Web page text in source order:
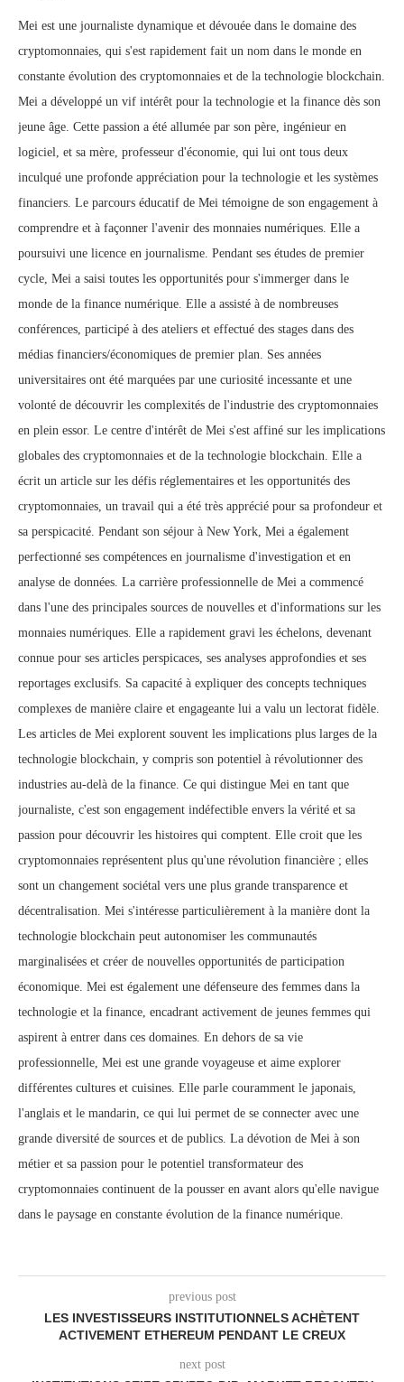
Mei est une journaliste dynamique et dévouée dans le domaine des
cryptomonnaies, qui s'est rapidement fait un nom dans le monde en
constante évolution des cryptomonnaies et de la technologie blockchain.
Mei a développé un vif intérêt pour la technologie et la finance dès son
jeune âge. Cette passion a été allumée par son père, ingénieur en
logiciel, et sa mère, professeur d'économie, qui lui ont tous deux
inculqué une profonde appréciation pour la technologie et les systèmes
financiers. Le parcours éducatif de Mei témoigne de son engagement à
comprendre et à façonner l'avenir des monnaies numériques. Elle a
poursuivi une licence en journalisme. Pendant ses études de premier
cycle, Mei a saisi toutes les opportunités pour s'immerger dans le
monde de la finance numérique. Elle a assisté à de nombreuses
conférences, participé à des ateliers et effectué des stages dans des
médias financiers/économiques de premier plan. Ses années
universitaires ont été marquées par une curiosité incessante et une
volonté de découvrir les complexités de l'industrie des cryptomonnaies
en plein essor. Le centre d'intérêt de Mei s'est affiné sur les implications
globales des cryptomonnaies et de la technologie blockchain. Elle a
écrit un article sur les défis réglementaires et les opportunités des
cryptomonnaies, un travail qui a été très apprécié pour sa profondeur et
sa perspicacité. Pendant son séjour à New York, Mei a également
perfectionné ses compétences en journalisme d'investigation et en
analyse de données. La carrière professionnelle de Mei a commencé
dans l'une des principales sources de nouvelles et d'informations sur les
monnaies numériques. Elle a rapidement gravi les échelons, devenant
connue pour ses articles perspicaces, ses analyses approfondies et ses
reportages exclusifs. Sa capacité à expliquer des concepts techniques
complexes de manière claire et engageante lui a valu un lectorat fidèle.
Les articles de Mei explorent souvent les implications plus larges de la
technologie blockchain, y compris son potentiel à révolutionner des
industries au-delà de la finance. Ce qui distingue Mei en tant que
journaliste, c'est son engagement indéfectible envers la vérité et sa
passion pour découvrir les histoires qui comptent. Elle croit que les
cryptomonnaies représentent plus qu'une révolution financière ; elles
sont un changement sociétal vers une plus grande transparence et
décentralisation. Mei s'intéresse particulièrement à la manière dont la
technologie blockchain peut autonomiser les communautés
marginalisées et créer de nouvelles opportunités de participation
économique. Mei est également une défenseure des femmes dans la
technologie et la finance, encadrant activement de jeunes femmes qui
aspirent à entrer dans ces domaines. En dehors de sa vie
professionnelle, Mei est une grande voyageuse et aime explorer
différentes cultures et cuisines. Elle parle couramment le japonais,
l'anglais et le mandarin, ce qui lui permet de se connecter avec une
grande diversité de sources et de publics. La dévotion de Mei à son
métier et sa passion pour le potentiel transformateur des
cryptomonnaies continuent de la pousser en avant alors qu'elle navigue
dans le paysage en constante évolution de la finance numérique.
previous post
LES INVESTISSEURS INSTITUTIONNELS ACHÈTENT
ACTIVEMENT ETHEREUM PENDANT LE CREUX
next post